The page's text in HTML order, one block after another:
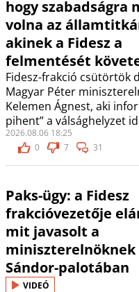
hogy szabadságra
volna az
akinek a Fidesz a
felmentését
Fidesz-frakció csütörtök
Magyar Péter
Kelemen Ágnest, aki
pihent” a válsághelyzet
2026.08.06 18:25
0
7 31
Paks-ügy: a Fidesz
frakcióvezetője
mit javasolt a
miniszterelnöknek
Sándor-palotában
VIDEÓ